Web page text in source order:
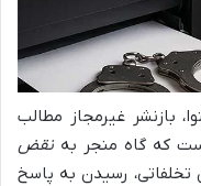
بازنشر غیرمجاز مطالب
که گاه منجر به نقض
تخلفاتی، رسیدن به پاسخ